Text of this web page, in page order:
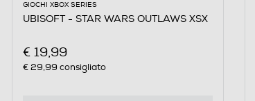
GIOCHI XBOX SERIES
UBISOFT - STAR WARS OUTLAWS XSX
€ 19,99
€ 29,99 consigliato